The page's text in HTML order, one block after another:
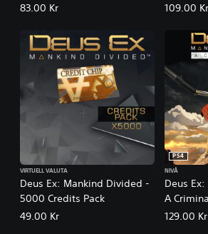
83.00 Kr 109.00 Kr
Deus Ex: Mankind Divided -
5000 Credits Pack
VIRTUELL VALUTA
49.00 Kr
Deus
A
PS4
NIVÅ
129.00 Kr